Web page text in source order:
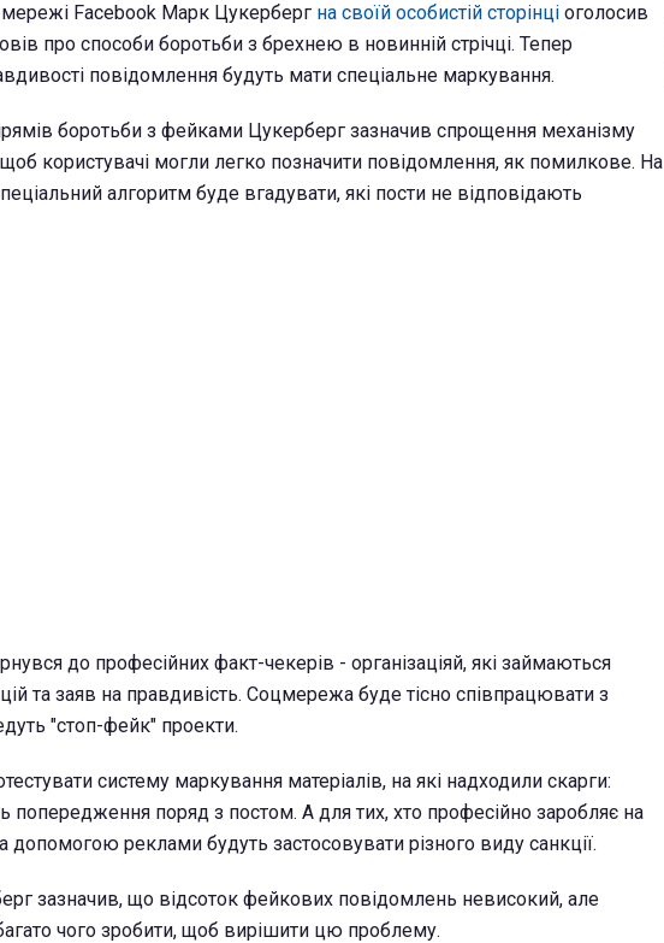
мережі Facebook Марк Цукерберг на своїй особистій сторінці оголосив
про способи боротьби з брехнею в новинній стрічці. Тепер
повідомлення будуть мати спеціальне маркування.
боротьби з фейками Цукерберг зазначив спрощення механізму
користувачі могли легко позначити повідомлення, як помилкове. На
алгоритм буде вгадувати, які пости не відповідають
до професійних факт-чекерів - організаціяй, які займаються
та заяв на правдивість. Соцмережа буде тісно співпрацювати з
"стоп-фейк" проекти.
систему маркування матеріалів, на які надходили скарги:
попередження поряд з постом. А для тих, хто професійно заробляє на
допомогою реклами будуть застосовувати різного виду санкції.
зазначив, що відсоток фейкових повідомлень невисокий, але
чого зробити, щоб вирішити цю проблему.